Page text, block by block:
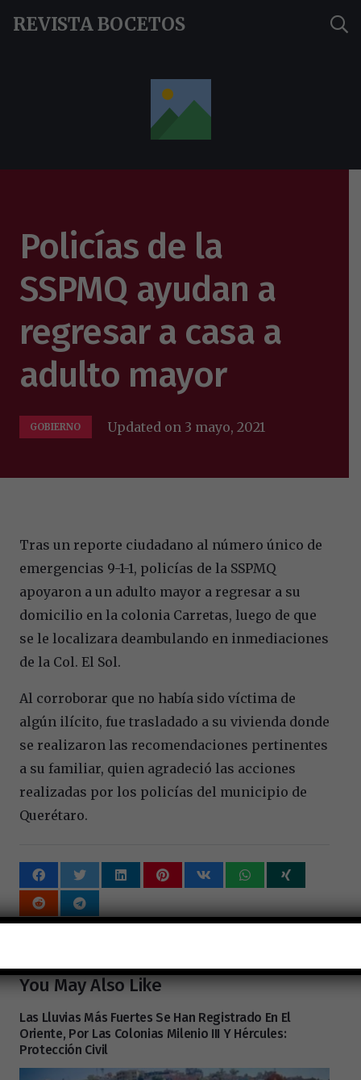
REVISTA BOCETOS
Policías de la
SSPMQ ayudan a
regresar a casa a
adulto mayor
GOBIERNO Updated on 3 mayo, 2021
Tras un reporte ciudadano al número único de
emergencias 9-1-1, policías de la SSPMQ
apoyaron a un adulto mayor a regresar a su
domicilio en la colonia Carretas, luego de que
se le localizara deambulando en inmediaciones
de la Col. El Sol.
Al corroborar que no había sido víctima de
algún ilícito, fue trasladado a su vivienda donde
se realizaron las recomendaciones pertinentes
a su familiar, quien agradeció las acciones
realizadas por los policías del municipio de
Querétaro.
You May Also Like
Las Lluvias Más Fuertes Se Han Registrado En El
Oriente, Por Las Colonias Milenio III Y Hércules:
Protección Civil